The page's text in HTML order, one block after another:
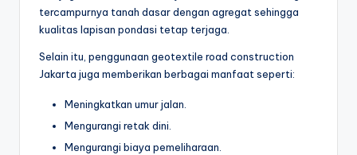
tercampurnya tanah dasar dengan agregat sehingga
kualitas lapisan pondasi tetap terjaga.
Selain itu, penggunaan geotextile road construction
Jakarta juga memberikan berbagai manfaat seperti:
Meningkatkan umur jalan.
Mengurangi retak dini.
Mengurangi biaya pemeliharaan.